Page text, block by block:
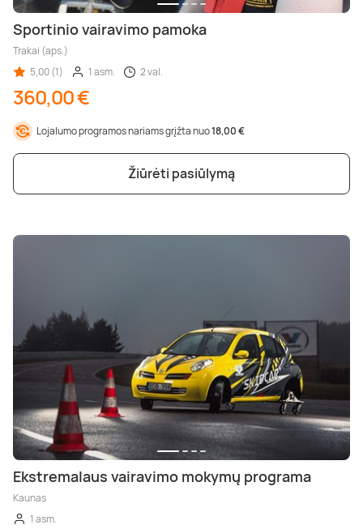
Sportinio vairavimo pamoka
Trakai (aps.)
5,00 (1)
1 asm. 2 val.
360,00 €
Lojalumo programos nariams grįžta nuo18,00 €
Žiūrėti pasiūlymą
Ekstremalaus vairavimo mokymų programa
Kaunas
1 asm.